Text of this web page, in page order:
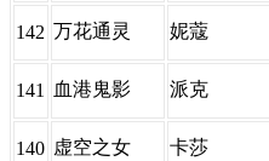
142 万花通灵 妮蔻
141 血港鬼影 派克
140 虚空之女 卡莎